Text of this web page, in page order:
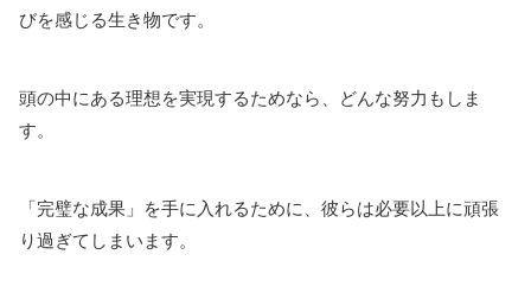
びを感じる生き物です。
頭の中にある理想を実現するためなら、どんな努力もしま
す。
「完璧な成果」を手に入れるために、彼らは必要以上に頑張
り過ぎてしまいます。